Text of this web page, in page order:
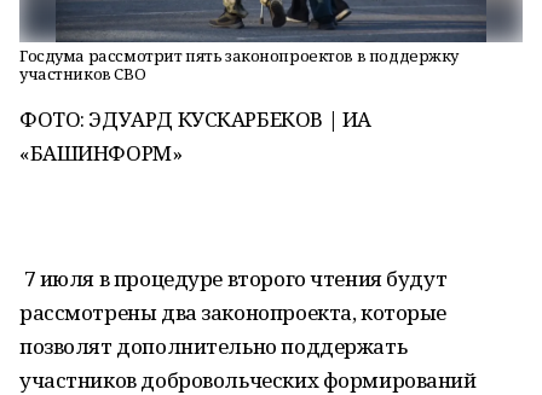
Госдума рассмотрит пять законопроектов в поддержку
участников СВО
ФОТО: ЭДУАРД КУСКАРБЕКОВ | ИА
«БАШИНФОРМ»
7 июля в процедуре второго чтения будут
рассмотрены два законопроекта, которые
позволят дополнительно поддержать
участников добровольческих формирований